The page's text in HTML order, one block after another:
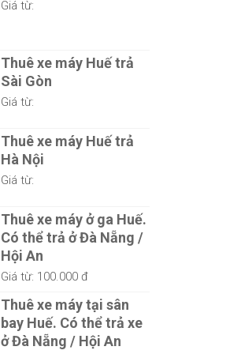
Giá từ:
Thuê xe máy Huế trả
Sài Gòn
Giá từ:
Thuê xe máy Huế trả
Hà Nội
Giá từ:
Thuê xe máy ở ga Huế.
Có thể trả ở Đà Nẵng /
Hội An
Giá từ: 100.000 đ
Thuê xe máy tại sân
bay Huế. Có thể trả xe
ở Đà Nẵng / Hội An